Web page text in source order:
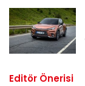
Editör Önerisi